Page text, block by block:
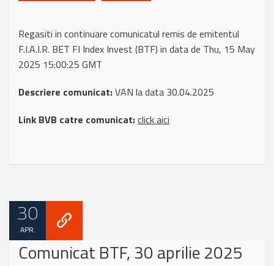
Regasiti in continuare comunicatul remis de emitentul
F.I.A.I.R. BET FI Index Invest (BTF) in data de Thu, 15 May
2025 15:00:25 GMT
Descriere comunicat:VAN la data 30.04.2025
Link BVB catre comunicat:click aici
30
APR.
Comunicat BTF, 30 aprilie 2025